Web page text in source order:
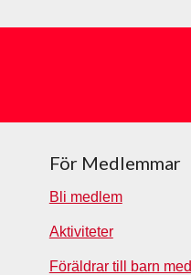
För Medlemmar
Bli medlem
Aktiviteter
Föräldrar till barn